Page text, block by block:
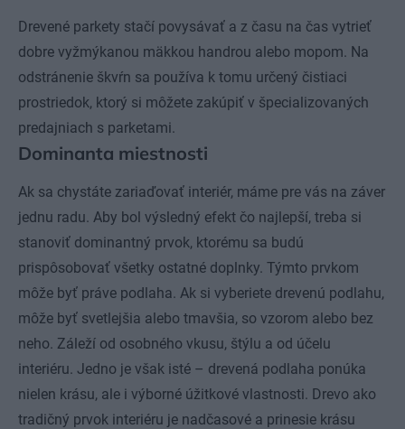
Drevené parkety stačí povysávať a z času na čas vytrieť
dobre vyžmýkanou mäkkou handrou alebo mopom. Na
odstránenie škvŕn sa používa k tomu určený čistiaci
prostriedok, ktorý si môžete zakúpiť v špecializovaných
predajniach s parketami.
Dominanta miestnosti
Ak sa chystáte zariaďovať interiér, máme pre vás na záver
jednu radu. Aby bol výsledný efekt čo najlepší, treba si
stanoviť dominantný prvok, ktorému sa budú
prispôsobovať všetky ostatné doplnky. Týmto prvkom
môže byť práve podlaha. Ak si vyberiete drevenú podlahu,
môže byť svetlejšia alebo tmavšia, so vzorom alebo bez
neho. Záleží od osobného vkusu, štýlu a od účelu
interiéru. Jedno je však isté – drevená podlaha ponúka
nielen krásu, ale i výborné úžitkové vlastnosti. Drevo ako
tradičný prvok interiéru je nadčasové a prinesie krásu